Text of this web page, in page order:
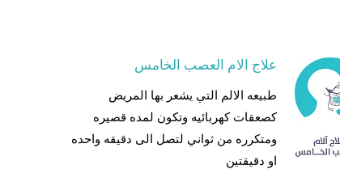
علاج الام العصب الخامس
طبيعه الالم التي يشعر بها المريض
كصعقات كهربائيه وتكون لمده قصيره
ومتكرره من ثواني لتصل الى دقيقه واحده
او دقيقتين